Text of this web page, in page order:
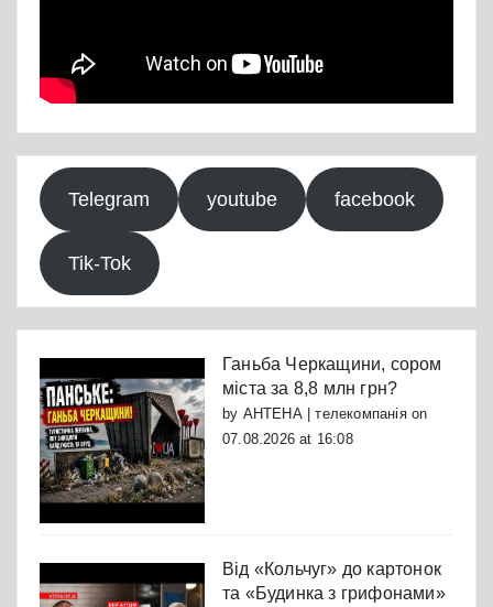
Telegram youtube facebook
Tik-Tok
Ганьба Черкащини, сором
міста за 8,8 млн грн?
by АНТЕНА | телекомпаніяon
07.08.2026 at 16:08
Від «Кольчуг» до картонок
та «Будинка з грифонами»